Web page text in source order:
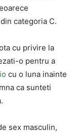
categoria C.
cu privire la
o pentru a
cu o luna inainte
ca sunteti
sex masculin,